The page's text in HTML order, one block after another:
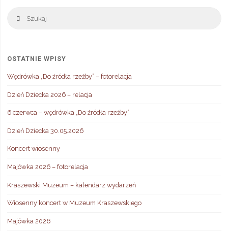
Szukaj
OSTATNIE WPISY
Wędrówka „Do źródła rzeźby” – fotorelacja
Dzień Dziecka 2026 – relacja
6 czerwca – wędrówka „Do źródła rzeźby”
Dzień Dziecka 30.05.2026
Koncert wiosenny
Majówka 2026 – fotorelacja
Kraszewski Muzeum – kalendarz wydarzeń
Wiosenny koncert w Muzeum Kraszewskiego
Majówka 2026